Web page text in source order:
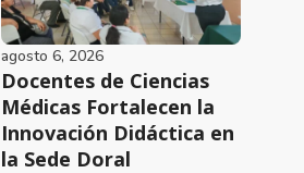
agosto 6, 2026
Docentes de Ciencias
Médicas Fortalecen la
Innovación Didáctica en
la Sede Doral